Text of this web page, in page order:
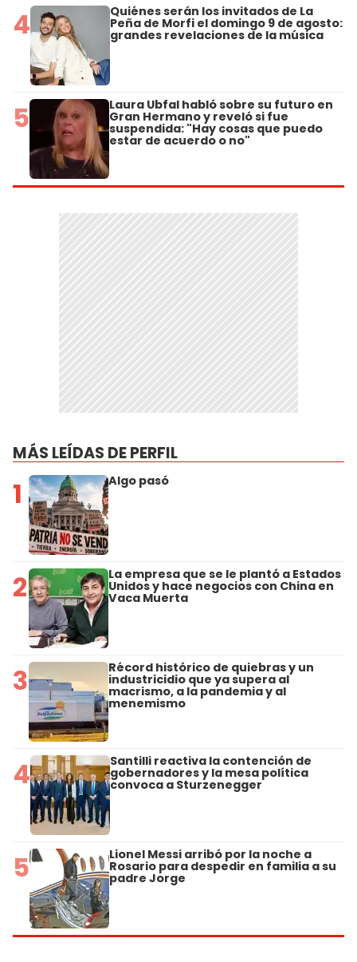
4 Quiénes serán los invitados de La
Peña de Morfi el domingo 9 de agosto:
grandes revelaciones de la música
5 Laura Ubfal habló sobre su futuro en
Gran Hermano y reveló si fue
suspendida: "Hay cosas que puedo
estar de acuerdo o no"
MÁS LEÍDAS DE PERFIL
1 Algo pasó
2 La empresa que se le plantó a Estados
Unidos y hace negocios con China en
Vaca Muerta
3 Récord histórico de quiebras y un
industricidio que ya supera al
macrismo, a la pandemia y al
menemismo
4 Santilli reactiva la contención de
gobernadores y la mesa política
convoca a Sturzenegger
5 Lionel Messi arribó por la noche a
Rosario para despedir en familia a su
padre Jorge